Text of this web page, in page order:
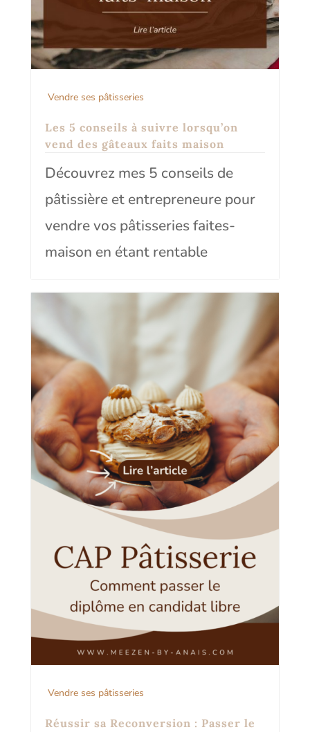
Vendre ses pâtisseries
Les 5 conseils à suivre lorsqu’on
vend des gâteaux faits maison
Découvrez mes 5 conseils de
pâtissière et entrepreneure pour
vendre vos pâtisseries faites-
maison en étant rentable
Vendre ses pâtisseries
Réussir sa Reconversion : Passer le